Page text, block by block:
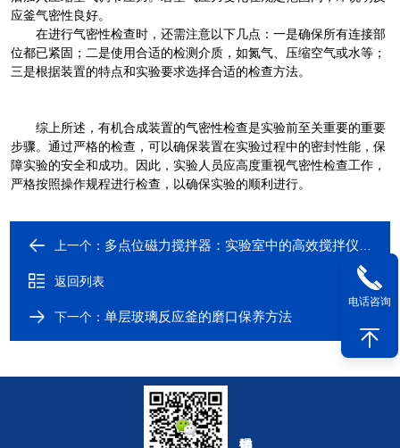
应釜气密性良好。
在进行气密性检查时，还需注意以下几点：一是确保所有连接部
位都已紧固；二是使用合适的检测介质，如氮气、压缩空气或水等；
三是根据装置的特点和实验要求选择合适的检查方法。
综上所述，有机合成装置的气密性检查是实验前至关重要的重要
步骤。通过严格的检查，可以确保装置在实验过程中的密封性能，保
障实验的安全和成功。因此，实验人员应高度重视气密性检查工作，
严格按照操作规程进行检查，以确保实验的顺利进行。
上一个： 多点位磁力搅拌器：实验室中的高效搅拌仪器
返回列表
下一个：单层玻璃反应釜的磨口保养方法
电话咨询